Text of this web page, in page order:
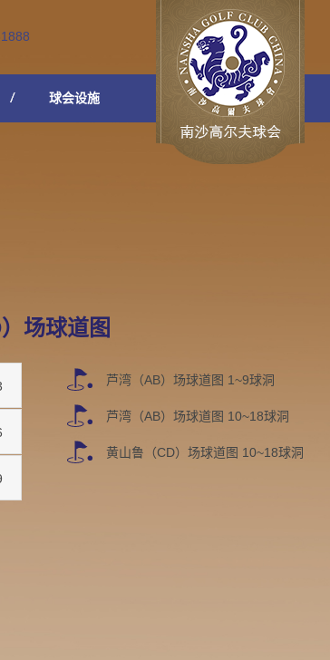
球会设施
场球道图
芦湾（AB）场球道图 1~9球洞
芦湾（AB）场球道图 10~18球洞
黄山鲁（CD）场球道图 10~18球洞